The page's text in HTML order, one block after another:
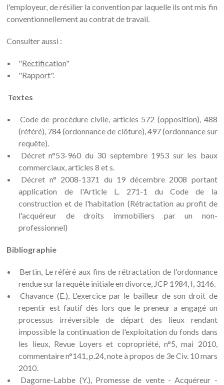
l'employeur, de résilier la convention par laquelle ils ont mis fin
conventionnellement au contrat de travail.
Consulter aussi :
"Rectification"
"Rapport".
Textes
Code de procédure civile, articles 572 (opposition), 488
(référé), 784 (ordonnance de clôture), 497 (ordonnance sur
requête).
Décret n°53-960 du 30 septembre 1953 sur les baux
commerciaux, articles 8 et s.
Décret n° 2008-1371 du 19 décembre 2008 portant
application de l'Article L. 271-1 du Code de la
construction et de l'habitation (Rétractation au profit de
l'acquéreur de droits immobiliers par un non-
professionnel)
Bibliographie
Bertin, Le référé aux fins de rétractation de l'ordonnance
rendue sur la requête initiale en divorce, JCP 1984, I, 3146.
Chavance (E.), L'exercice par le bailleur de son droit de
repentir est fautif dès lors que le preneur a engagé un
processus irréversible de départ des lieux rendant
impossible la continuation de l'exploitation du fonds dans
les lieux, Revue Loyers et copropriété, n°5, mai 2010,
commentaire n°141, p.24, note à propos de 3e Civ. 10 mars
2010.
Dagorne-Labbe (Y.), Promesse de vente - Acquéreur -